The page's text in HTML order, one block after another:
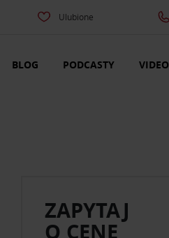
Ulubione
BLOG PODCASTY VIDEO
ZAPYTAJ
O CENĘ